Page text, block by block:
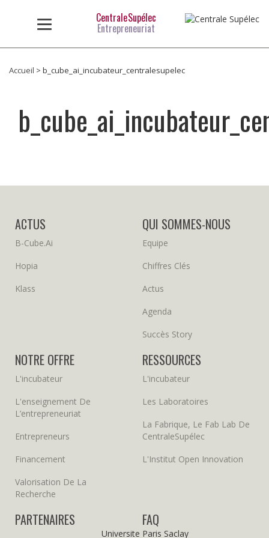
Centrale Supélec
Entrepreneuriat
Accueil > b_cube_ai_incubateur_centralesupelec
ACTUS
B-Cube.ai
Hopia
Klass
QUI SOMMES-NOUS
Equipe
Chiffres Clés
Actus
Agenda
Succès Story
NOTRE OFFRE
L'incubateur
L'enseignement De
L’entrepreneuriat
Entrepreneurs
Financement
Valorisation De La
Recherche
RESSOURCES
L'incubateur
Les Laboratoires
La Fabrique, Le Fab Lab De
CentraleSupélec
L'Institut Open Innovation
PARTENAIRES FAQ
Universite Paris Saclay